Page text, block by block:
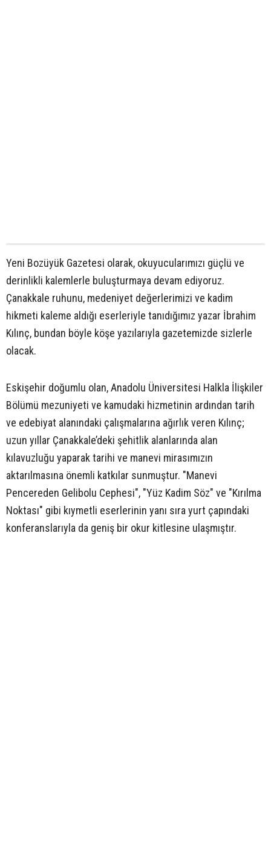
Yeni Bozüyük Gazetesi olarak, okuyucularımızı güçlü ve
derinlikli kalemlerle buluşturmaya devam ediyoruz.
Çanakkale ruhunu, medeniyet değerlerimizi ve kadim
hikmeti kaleme aldığı eserleriyle tanıdığımız yazar İbrahim
Kılınç, bundan böyle köşe yazılarıyla gazetemizde sizlerle
olacak.
Eskişehir doğumlu olan, Anadolu Üniversitesi Halkla İlişkiler
Bölümü mezuniyeti ve kamudaki hizmetinin ardından tarih
ve edebiyat alanındaki çalışmalarına ağırlık veren Kılınç;
uzun yıllar Çanakkale’deki şehitlik alanlarında alan
kılavuzluğu yaparak tarihi ve manevi mirasımızın
aktarılmasına önemli katkılar sunmuştur. "Manevi
Pencereden Gelibolu Cephesi", "Yüz Kadim Söz" ve "Kırılma
Noktası" gibi kıymetli eserlerinin yanı sıra yurt çapındaki
konferanslarıyla da geniş bir okur kitlesine ulaşmıştır.